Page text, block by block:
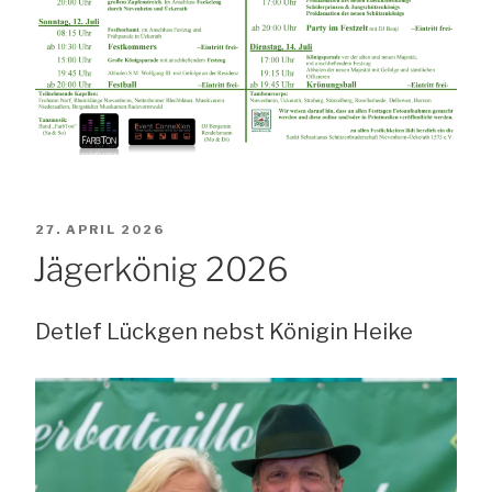
VERÖFFENTLICHT
AM
27. APRIL 2026
Jägerkönig 2026
Detlef Lückgen nebst Königin Heike